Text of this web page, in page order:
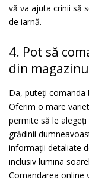
vă va ajuta crinii să
de iarnă.
4. Pot să
din
Da, puteți comanda
Oferim o mare
permite să le
grădinii
informații detaliate
inclusiv lumina
Comandarea online